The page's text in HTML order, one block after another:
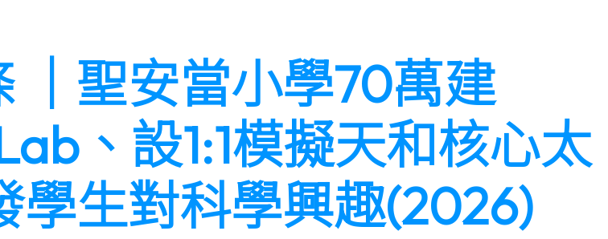
│聖安當小學70萬建
、設1:1模擬天和核心太
學生對科學興趣(2026)